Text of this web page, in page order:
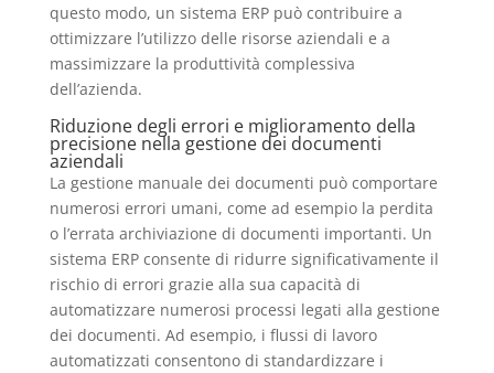
questo modo, un sistema ERP può contribuire a
ottimizzare l’utilizzo delle risorse aziendali e a
massimizzare la produttività complessiva
dell’azienda.
Riduzione degli errori e miglioramento della
precisione nella gestione dei documenti
aziendali
La gestione manuale dei documenti può comportare
numerosi errori umani, come ad esempio la perdita
o l’errata archiviazione di documenti importanti. Un
sistema ERP consente di ridurre significativamente il
rischio di errori grazie alla sua capacità di
automatizzare numerosi processi legati alla gestione
dei documenti. Ad esempio, i flussi di lavoro
automatizzati consentono di standardizzare i